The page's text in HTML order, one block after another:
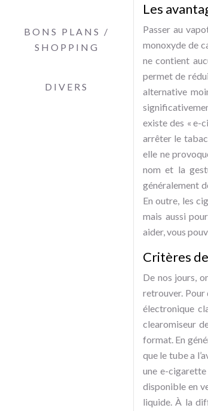
BONS PLANS /
SHOPPING
DIVERS
Les
Passer au
monoxyde de
ne contient
permet de
alternative
existe des « e-
arrêter le
elle ne
nom et la
généralement
En outre, les
mais aussi
aider, vous
Critères
De nos jours,
retrouver. Pour
électronique
clearomiseur
format. En
que le tube a
une e-
disponible en
liquide. À la